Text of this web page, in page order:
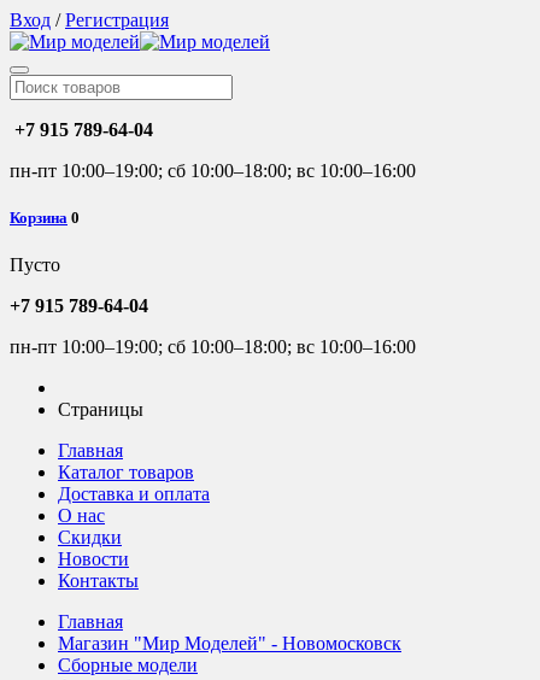
Вход /Регистрация
+7 915 789-64-04
пн-пт 10:00–19:00; сб 10:00–18:00; вс 10:00–16:00
Корзина 0
Пусто
+7 915 789-64-04
пн-пт 10:00–19:00; сб 10:00–18:00; вс 10:00–16:00
Страницы
Главная
Каталог товаров
Доставка и оплата
О нас
Скидки
Новости
Контакты
Главная
Магазин "Мир Моделей" - Новомосковск
Сборные модели